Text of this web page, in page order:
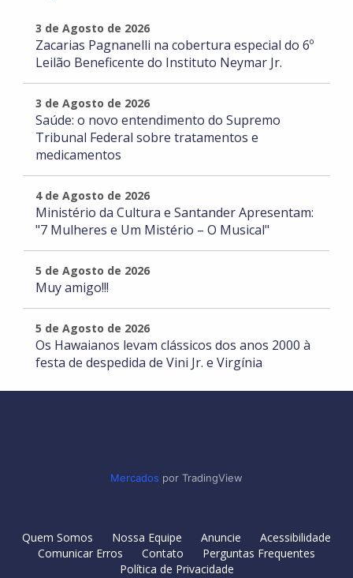
3 de Agosto de 2026
Zacarias Pagnanelli na cobertura especial do 6º
Leilão Beneficente do Instituto Neymar Jr.
3 de Agosto de 2026
Saúde: o novo entendimento do Supremo
Tribunal Federal sobre tratamentos e
medicamentos
4 de Agosto de 2026
Ministério da Cultura e Santander Apresentam:
"7 Mulheres e Um Mistério – O Musical"
5 de Agosto de 2026
Muy amigo!!!
5 de Agosto de 2026
Os Hawaianos levam clássicos dos anos 2000 à
festa de despedida de Vini Jr. e Virgínia
Mercados por TradingView
Quem Somos Nossa Equipe Anuncie
Acessibilidade
Comunicar Erros
Contato
Perguntas Frequentes
Política de Privacidade